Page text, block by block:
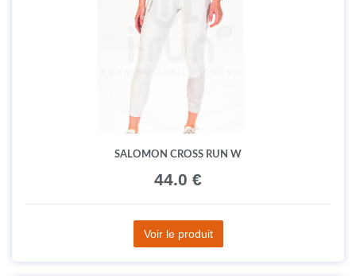
SALOMON CROSS RUN W
44.0 €
Voir le produit